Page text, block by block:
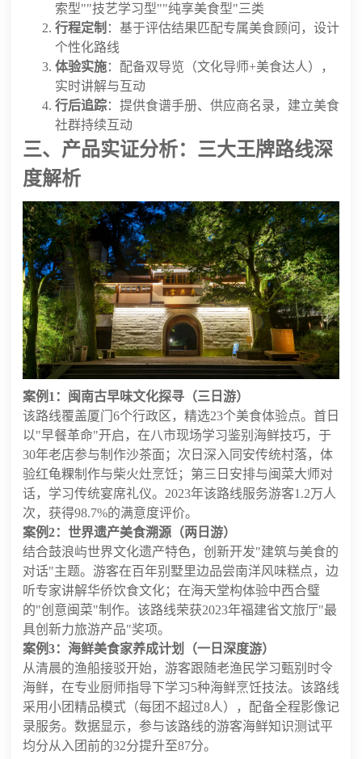
索型""技艺学习型""纯享美食型"三类
行程定制 ：基于评估结果匹配专属美食顾问，设计
个性化路线
体验实施：配备双导览（文化导师+美食达人），
实时讲解与互动
行后追踪：提供食谱手册、供应商名录，建立美食
社群持续互动
三、产品实证分析：三大王牌路线深
度解析
案例1：闽南古早味文化探寻（三日游）
该路线覆盖厦门6个行政区，精选23个美食体验点。首日
以"早餐革命"开启，在八市现场学习鉴别海鲜技巧，于
30年老店参与制作沙茶面；次日深入同安传统村落，体
验红龟粿制作与柴火灶烹饪；第三日安排与闽菜大师对
话，学习传统宴席礼仪。2023年该路线服务游客1.2万人
次，获得98.7%的满意度评价。
案例2：世界遗产美食溯源（两日游）
结合鼓浪屿世界文化遗产特色，创新开发"建筑与美食的
对话"主题。游客在百年别墅里边品尝南洋风味糕点，边
听专家讲解华侨饮食文化；在海天堂构体验中西合璧
的"创意闽菜"制作。该路线荣获2023年福建省文旅厅"最
具创新力旅游产品"奖项。
案例3：海鲜美食家养成计划（一日深度游）
从清晨的渔船接驳开始，游客跟随老渔民学习甄别时令
海鲜，在专业厨师指导下学习5种海鲜烹饪技法。该路线
采用小团精品模式（每团不超过8人），配备全程影像记
录服务。数据显示，参与该路线的游客海鲜知识测试平
均分从入团前的32分提升至87分。